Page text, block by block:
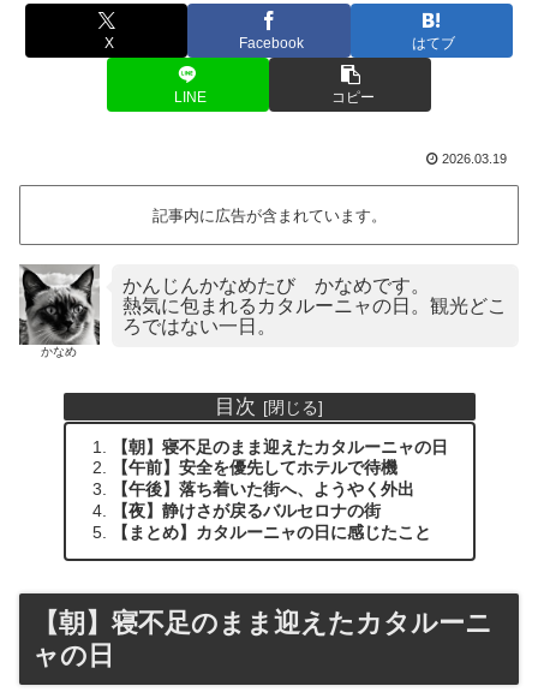
X Facebook はてブ
LINE コピー
2026.03.19
記事内に広告が含まれています。
かなめ
かんじんかなめたび かなめです。
熱気に包まれるカタルーニャの日。観光どこ
ろではない一日。
目次
【朝】寝不足のまま迎えたカタルーニャの日
【午前】安全を優先してホテルで待機
【午後】落ち着いた街へ、ようやく外出
【夜】静けさが戻るバルセロナの街
【まとめ】カタルーニャの日に感じたこと
【朝】寝不足のまま迎えたカタルーニ
ャの日